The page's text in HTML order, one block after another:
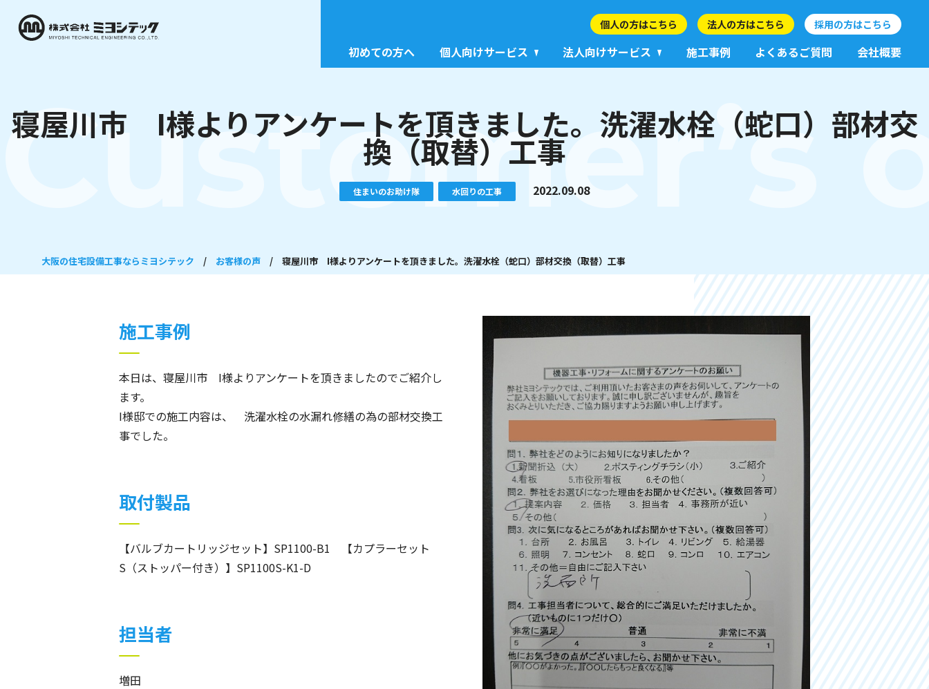
個人の方はこちら 法人の方はこちら 採用の方はこちら
初めての方へ 個人向けサービス 法人向けサービス 施工事例 よくあるご質問 会社概要
寝屋川市 I様よりアンケートを頂きました。洗濯水栓（蛇口）部材交
換（取替）工事
住まいのお助け隊 水回りの工事 2022.09.08
Customer’s
大阪の住宅設備工事ならミヨシテック / お客様の声 / 寝屋川市 I様よりアンケートを頂きました。洗濯水栓（蛇口）部材交換（取替）工事
施工事例
本日は、寝屋川市 I様よりアンケートを頂きましたのでご紹介し
ます。
I様邸での施工内容は、 洗濯水栓の水漏れ修繕の為の部材交換工
事でした。
取付製品
【バルブカートリッジセット】SP1100-B1 【カプラーセット
S（ストッパー付き）】SP1100S-K1-D
担当者
増田